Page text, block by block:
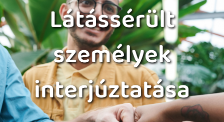
Látássérült
személyek
interjúztatása